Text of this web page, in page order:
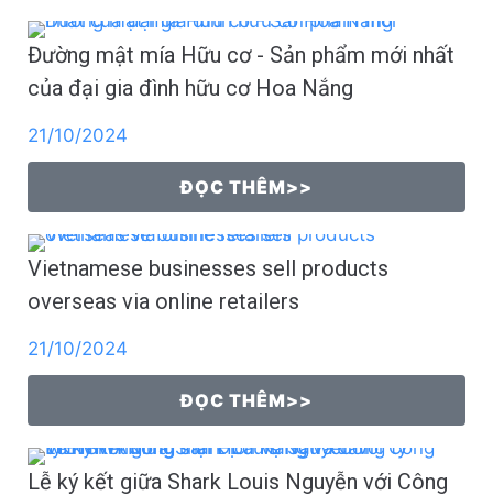
Đường mật mía Hữu cơ - Sản phẩm mới nhất
của đại gia đình hữu cơ Hoa Nắng
21/10/2024
ĐỌC THÊM>>
Vietnamese businesses sell products
overseas via online retailers
21/10/2024
ĐỌC THÊM>>
Lễ ký kết giữa Shark Louis Nguyễn với Công